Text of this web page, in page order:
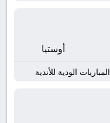
أوستيا
المباريات الودية للأندية